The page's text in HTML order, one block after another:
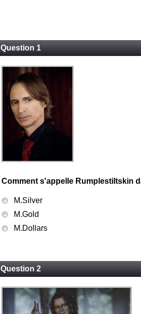
Question 1
Comment s'appelle Rumplestiltskin
M.Silver
M.Gold
M.Dollars
Question 2